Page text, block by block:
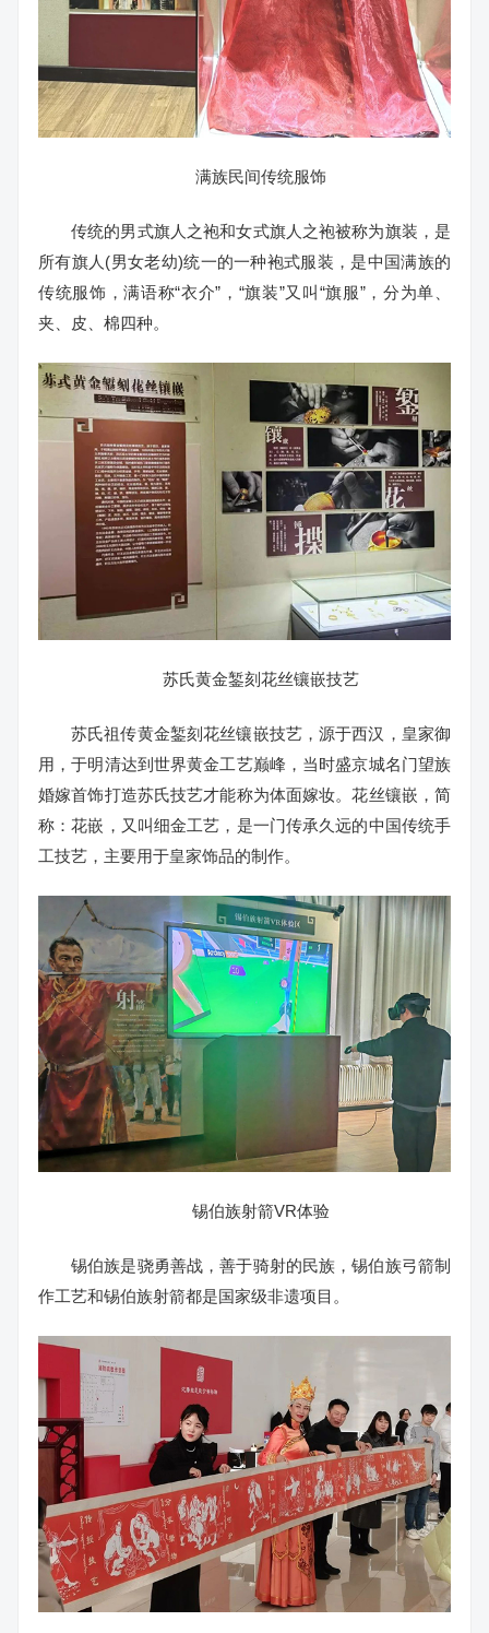
满族民间传统服饰
传统的男式旗人之袍和女式旗人之袍被称为旗装，是
所有旗人(男女老幼)统一的一种袍式服装，是中国满族的
传统服饰，满语称“衣介”，“旗装”又叫“旗服”，分为单、
夹、皮、棉四种。
苏氏黄金錾刻花丝镶嵌技艺
苏氏祖传黄金錾刻花丝镶嵌技艺，源于西汉，皇家御
用，于明清达到世界黄金工艺巅峰，当时盛京城名门望族
婚嫁首饰打造苏氏技艺才能称为体面嫁妆。花丝镶嵌，简
称：花嵌，又叫细金工艺，是一门传承久远的中国传统手
工技艺，主要用于皇家饰品的制作。
锡伯族射箭VR体验
锡伯族是骁勇善战，善于骑射的民族，锡伯族弓箭制
作工艺和锡伯族射箭都是国家级非遗项目。